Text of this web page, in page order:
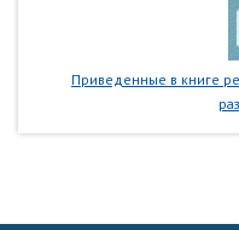
Приведенные в книге